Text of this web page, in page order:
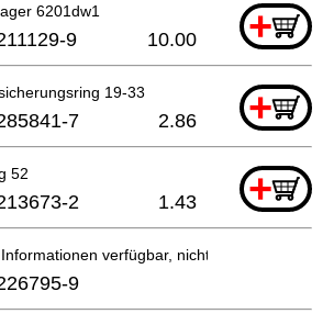
6201dw1 +
9 10.00
19-33 +
7 2.86
52 +
2 1.43
verfügbar, nicht bestellbar
9